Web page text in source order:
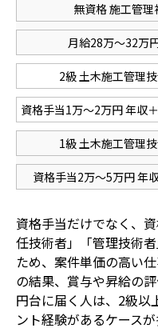
無資格 施工管理
月給28万〜32万
2級 土木施工管理
資格手当1万〜2万円 年収
1級 土木施工管理
資格手当2万〜5万円 年
資格手当だけでなく、
任技術者」「管理技術
ため、案件単価の高い
の結果、賞与や昇給の
円台に届く人は、2級以
ント経験があるケースが